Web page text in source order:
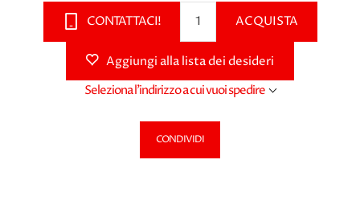
CONTATTACI! ACQUISTA
Aggiungi alla lista dei desideri
Seleziona l'indirizzo a cui vuoi spedire
CONDIVIDI